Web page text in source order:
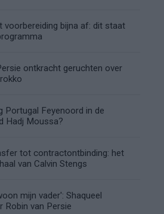
voorbereiding bijna af: dit staat
ontkracht geruchten over
Portugal Feyenoord in de
Hadj Moussa?
tot contractontbinding: het
van Calvin Stengs
mijn vader': Shaqueel
Robin van Persie